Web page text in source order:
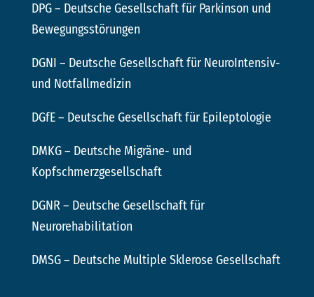
DPG– Deutsche Gesellschaft für Parkinson und
Bewegungsstörungen
DGNI – Deutsche Gesellschaft für NeuroIntensiv-
und Notfallmedizin
DGfE– Deutsche Gesellschaft für Epileptologie
DMKG– Deutsche Migräne- und
Kopfschmerzgesellschaft
DGNR– Deutsche Gesellschaft für
Neurorehabilitation
DMSG– Deutsche Multiple Sklerose Gesellschaft